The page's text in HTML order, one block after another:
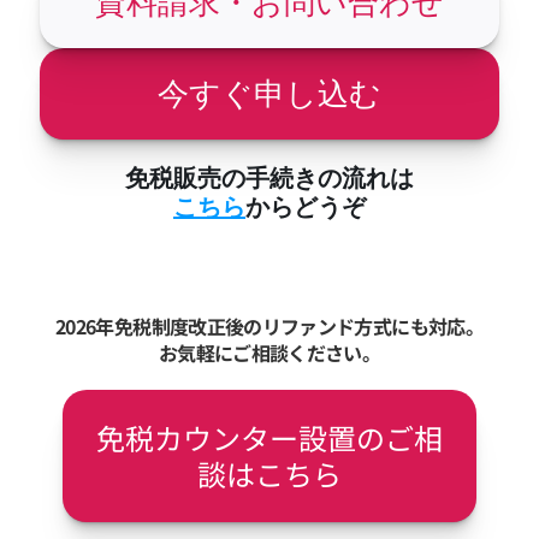
免税販売の手続きの流れは
こちらからどうぞ
今すぐ申し込む
2026年免税制度改正後のリファンド方式にも対応。
お気軽にご相談ください。
免税カウンター設置のご相
談はこちら